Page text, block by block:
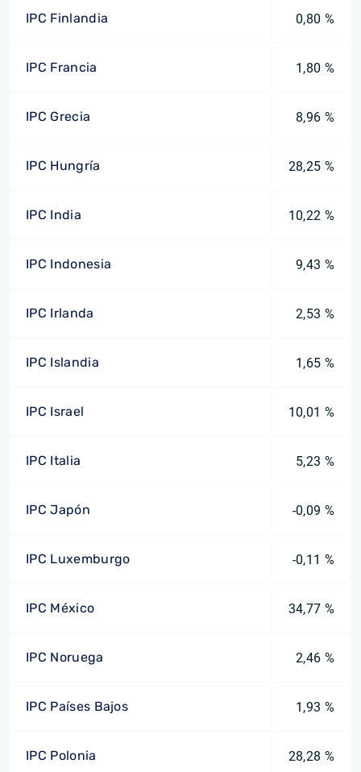
IPC Finlandia 0,80 %
IPC Francia 1,80 %
IPC Grecia 8,96 %
IPC Hungría 28,25 %
IPC India 10,22 %
IPC Indonesia 9,43 %
IPC Irlanda 2,53 %
IPC Islandia 1,65 %
IPC Israel 10,01 %
IPC Italia 5,23 %
IPC Japón -0,09 %
IPC Luxemburgo -0,11 %
IPC México 34,77 %
IPC Noruega 2,46 %
IPC Países Bajos 1,93 %
IPC Polonia 28,28 %